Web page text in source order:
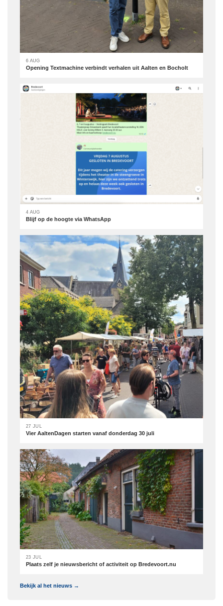
6 AUG
Opening Textmachine verbindt verhalen uit Aalten en Bocholt
4 AUG
Blijf op de hoogte via WhatsApp
27 JUL
Vier AaltenDagen starten vanaf donderdag 30 juli
23 JUL
Plaats zelf je nieuwsbericht of activiteit op Bredevoort.nu
Bekijk al het nieuws →